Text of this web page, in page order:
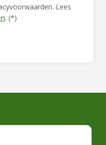
Lees
. (*)